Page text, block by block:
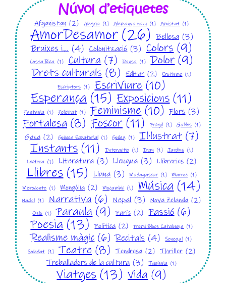
Núvol d’etiquetes
Afganistan (2) Alegria (1) Alemanya nazi (1) Amistat (1)
AmorDesamor (26) Bellesa (3)
Bruixes i… (4) Colonització (3) Colors (9)
Costa Rica (1) Cultura (7) Dansa (1) Dolor (9)
Drets culturals (8) Editar (2) Erotisme (1)
Escriptors (1) EscriViure (10)
Esperança (15) Exposicions (11)
Fantasia (1) Felicitat (1) Feminisme (10) Flors (3)
Fortalesa (8) Foscor (11) Fràgil (1) Gal·les (1)
Gaza (2) Guinea Equatorial (1) Gulag (1) Il·lustrat (7)
Instants (11) Interactiu (1) Iran (1) Jardins (1)
Lectura (1) Literatura (3) Llengua (3) Llibreries (2)
Llibres (15) Lluna (3) Madagascar (1) Marroc (1)
Microconte (1) Mongòlia (2) Moçambic (1) Música (14)
Nadal (1) Narrativa (6) Nepal (3) Nova Zelanda (2)
Oslo (1) Paraula (9) París (2) Passió (6)
Poesia (13) Política (2) Premi Blocs Catalunya (1)
Realisme màgic (6) Recitals (4) Senegal (1)
Soledat (1) Teatre (8) Tendresa (2) Thriller (2)
Treballadors de la cultura (3) Tuníssia (1)
Viatges (13) Vida (9)